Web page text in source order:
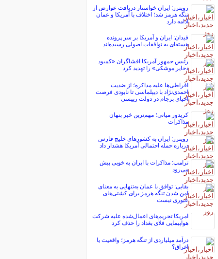
رویترز: ایران خواستار دریافت عوارض از
تنگه هرمز شد؛ اختلاف با آمریکا و عمان
ادامه دارد
فیدان: ایران و آمریکا بر سر پرونده
هسته‌ای به توافقات اصولی رسیده‌اند
رئیس جمهور آمریکا افشاگران «کمبود
ذخایر موشکی» را تهدید کرد
افراطی‌ها علیه مذاکره؛ از ضدیت
احمدی‌نژاد با دیپلماسی تا نابودی فرصت
احیای برجام در دولت رییسی
کریدور میانی؛ مهم‌ترین خبر پنهان
مذاکرات
رویترز: ایران به کشورهای خلیج فارس
درباره حمله احتمالی آمریکا هشدار داد
ترامپ: مذاکرات با ایران به خوبی پیش
می‌رود
بقایی: توافق با عمان به‌تنهایی به معنای
امن شدن تنگه هرمز برای کشتی‌های
عبوری نیست
آمریکا تحریم‌های اعمال‌شده علیه شرکت
هواپیمایی فلای بغداد را حذف کرد
درآمد میلیاردی از تنگه هرمز؛ واقعیت یا
اغراق؟